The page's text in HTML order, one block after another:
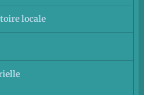
locale